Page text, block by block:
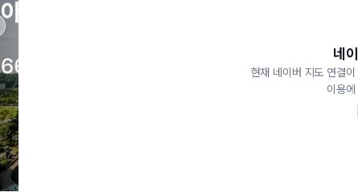
네
현재 네이버 지도 연결
이용